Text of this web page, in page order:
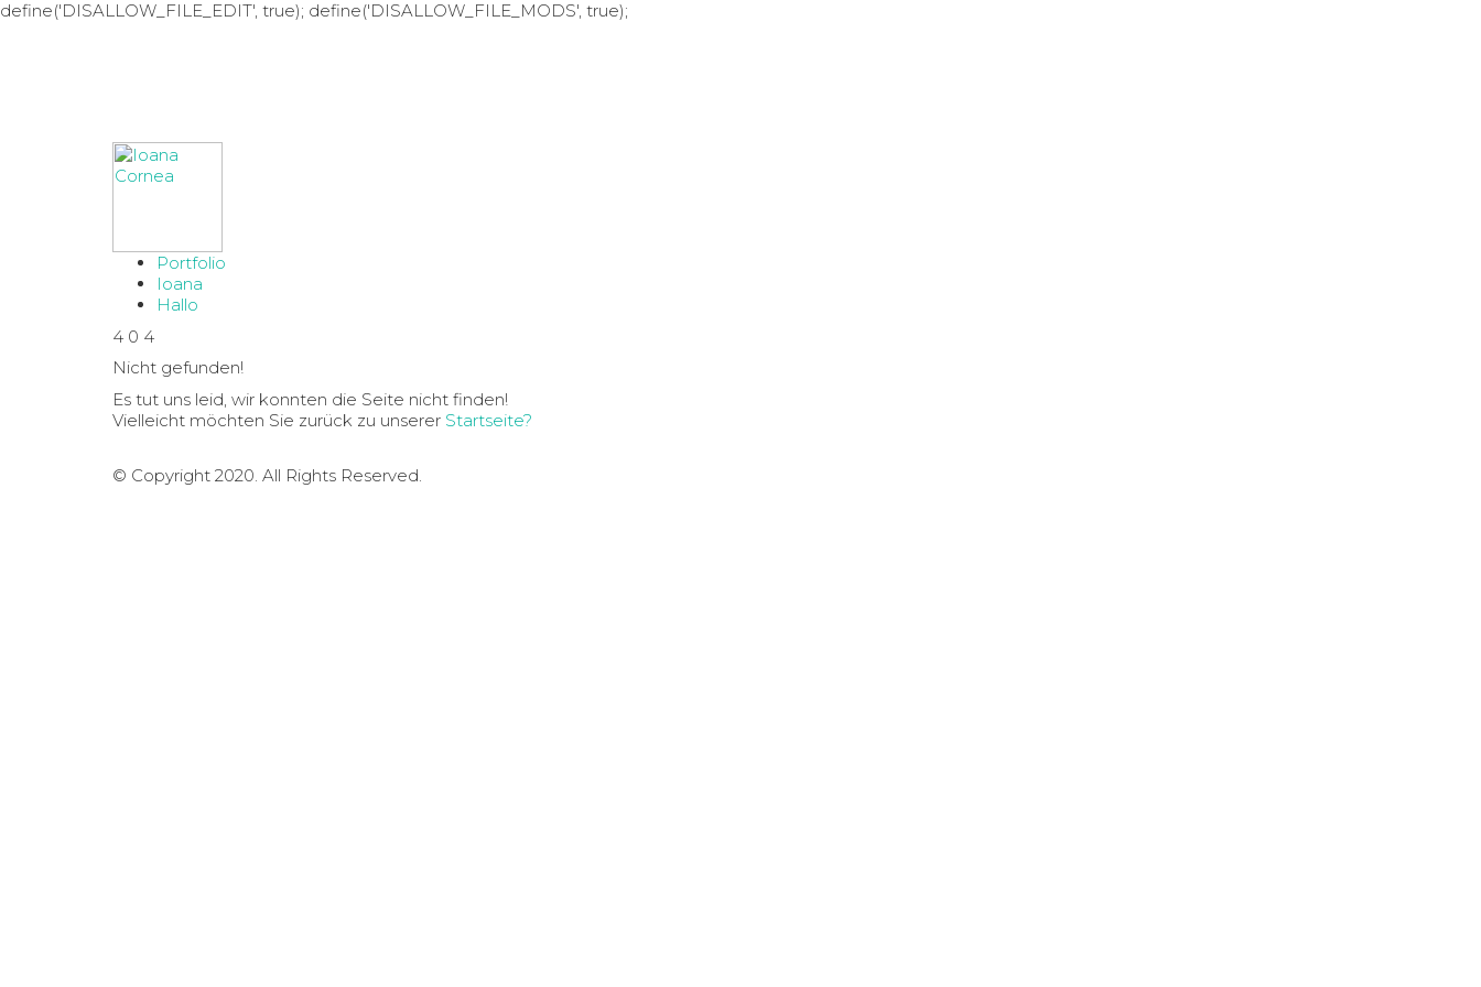
define('DISALLOW_FILE_EDIT', true); define('DISALLOW_FILE_MODS', true);
Portfolio
Ioana
Hallo
4 0 4
Nicht gefunden!
Es tut uns leid, wir konnten die Seite nicht finden!
Vielleicht möchten Sie zurück zu unserer Startseite?
© Copyright 2020. All Rights Reserved.